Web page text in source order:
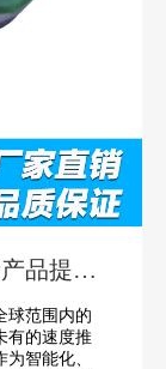
品提升
范围内的
有的速度推
智能化、